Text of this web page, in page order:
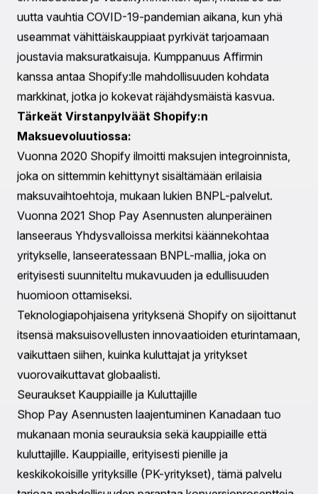
odotusten kanssa.
Suunnitelmien myötä lisäkehitykseen markkinoilla kuten
Australia ja Länsi-Eurooppa, erityisesti Ranskassa,
Saksassa ja Alankomaissa, kasvun potentiaali on
merkittävä. Tämä voisi todella vahvistaa Shopify:n
mainetta verkkokaupparatkaisuiden johtajana.
Historiallinen Yhteys: Shopify ja Maksuratkaisut
kymmenen vuoden aikana on jatkuvasti osoittanut
sitoutumista innovatiivisten ratkaisujen tarjoamiseen
kauppiaille. Alun perin lanseerauksestaan pienille ja
keskikokoisille yrityksille suosituksi alustaksi, Shopify on
jatkuvasti mukautunut markkinakysyntään.
Käsite "osta nyt, maksa myöhemmin" on ollut vallalla
eri muodoissa jo vuosikymmenten ajan, mutta se sai
useammat vähittäiskauppiaat pyrkivät tarjoamaan
kanssa antaa Shopify:lle mahdollisuuden kohdata
markkinat, jotka jo kokevat räjähdysmäistä kasvua.
Tärkeät Virstanpylväät Shopify:n
Maksuevoluutiossa:
Vuonna 2020 Shopify ilmoitti maksujen integroinnista,
joka on sittemmin kehittynyt sisältämään erilaisia
maksuvaihtoehtoja, mukaan lukien BNPL-palvelut.